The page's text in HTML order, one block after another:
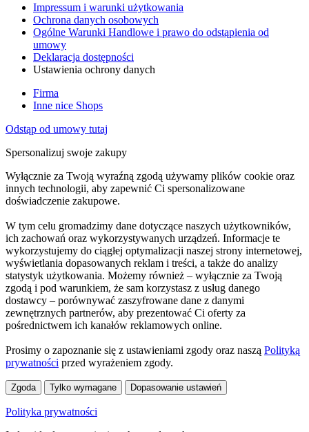
Impressum i warunki użytkowania
Ochrona danych osobowych
Ogólne Warunki Handlowe i prawo do odstąpienia od
umowy
Deklaracja dostępności
Ustawienia ochrony danych
Firma
Inne nice Shops
Odstąp od umowy tutaj
Spersonalizuj swoje zakupy
Wyłącznie za Twoją wyraźną zgodą używamy plików cookie oraz
innych technologii, aby zapewnić Ci spersonalizowane
doświadczenie zakupowe.
W tym celu gromadzimy dane dotyczące naszych użytkowników,
ich zachowań oraz wykorzystywanych urządzeń. Informacje te
wykorzystujemy do ciągłej optymalizacji naszej strony internetowej,
wyświetlania dopasowanych reklam i treści, a także do analizy
statystyk użytkowania. Możemy również – wyłącznie za Twoją
zgodą i pod warunkiem, że sam korzystasz z usług danego
dostawcy – porównywać zaszyfrowane dane z danymi
zewnętrznych partnerów, aby prezentować Ci oferty za
pośrednictwem ich kanałów reklamowych online.
Prosimy o zapoznanie się z ustawieniami zgody oraz naszą Polityką
prywatności przed wyrażeniem zgody.
Zgoda Tylko wymagane Dopasowanie ustawień
Polityka prywatności